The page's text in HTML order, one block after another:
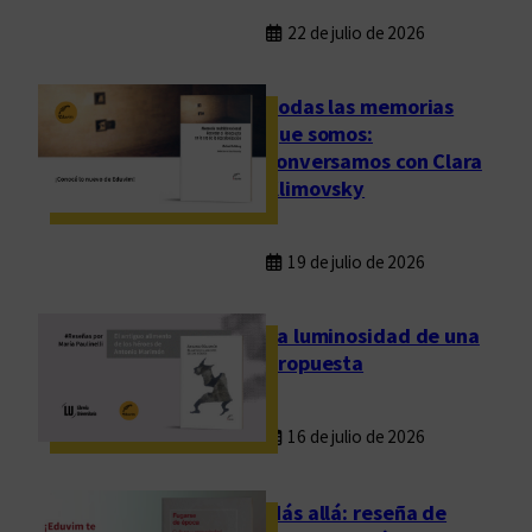
22 de julio de 2026
Todas las memorias
que somos:
conversamos con Clara
Klimovsky
19 de julio de 2026
La luminosidad de una
propuesta
16 de julio de 2026
Más allá: reseña de